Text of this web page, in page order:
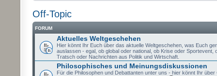
Off-Topic
FORUM
Aktuelles Weltgeschehen
Hier könnt Ihr Euch über das aktuelle Weltgeschehen, was Euch
auslassen - egal, ob global oder national, ob Krise oder Sportevent,
Tratsch oder Nachrichten aus Politik und Wirtschaft.
Philosophisches und Meinungsdiskussionen
Für die Philosophen und Debattanten unter uns - hier könnt Ihr über